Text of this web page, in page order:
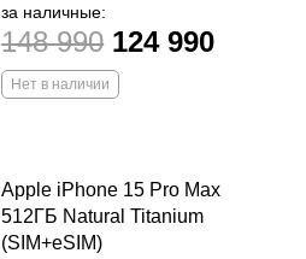
за наличные:
148 990 124 990
Нет в наличии
Apple iPhone 15 Pro Max
512ГБ Natural Titanium
(SIM+eSIM)